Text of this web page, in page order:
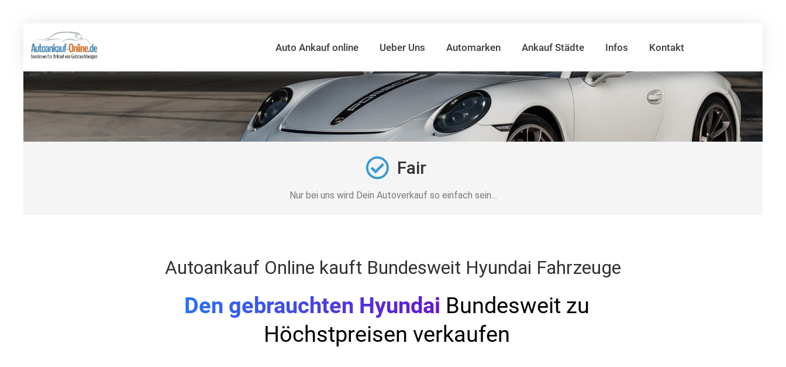
Auto Ankauf online Ueber Uns Automarken Ankauf Städte Infos Kontakt
Fair
Nur bei uns wird Dein Autoverkauf so einfach sein…
Autoankauf Online kauft Bundesweit Hyundai Fahrzeuge
Den gebrauchten Hyundai Bundesweit zu
Höchstpreisen verkaufen